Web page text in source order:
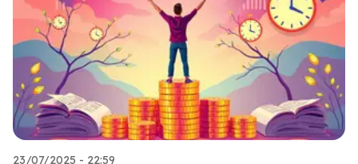
23/07/2025 - 22:59